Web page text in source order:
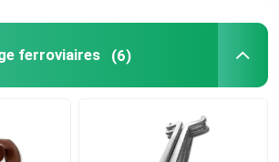
ferroviaires (6)